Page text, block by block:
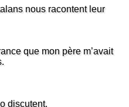
nous racontent leur
que mon père m’avait
discutent.